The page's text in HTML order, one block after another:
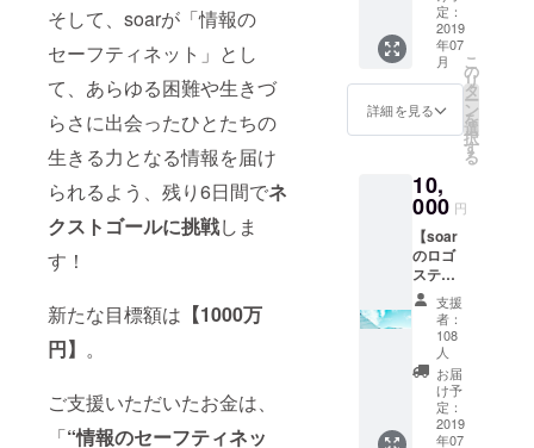
そして、soarが「情報の
セーフティネット」とし
て、あらゆる困難や生きづ
らさに出会ったひとたちの
生きる力となる情報を届け
られるよう、残り6日間でネ
クストゴールに挑戦しま
す！
新たな目標額は 【1000万
円】 。
ご支援いただいたお金は、
「“情報のセーフティネッ
後、「小さ
くても、わ
たしはわた
しにできる
ことを」を
音楽・ダン
ス・アー
ト・フード
と社会課題
についての
学びと対話
の場を融合
したチャリ
ティーイベ
ントを多数
のメー
ル ・サ
イトリ
ニュー
アルま
での進
マガジ
ンを月1
回お届
け
（2019
年12月
まで）
定：
2019
年07
月
詳細を見る
こ
の
リ
タ
ー
ン
を
選
択
す
る
10,
000 円
【soar
のロゴ
ステッ
カーが
もらえ
るコー
ス】 ・
代表の
工藤か
らお礼
のメー
支援
者：
108
人
お届
け予
定：
2019
年07